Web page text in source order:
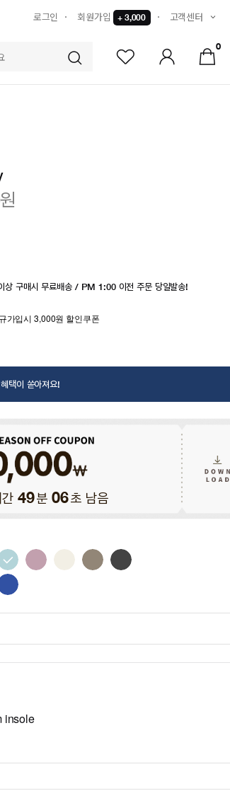
로그인 회원가입 + 3,000 고객센터
0
상 구매시 무료배송 / PM 1:00 이전 주문 당일발송!
가입시 3,000원 할인쿠폰
택이 쏟아져요!
49분 05초 남음
insole